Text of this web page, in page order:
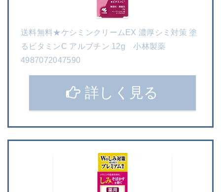
送料無料★ケシミンクリームEX 濃厚シミ対策 塗
るビタミンC アルブチン 12g 小林製薬
4987072047590
詳しく見る